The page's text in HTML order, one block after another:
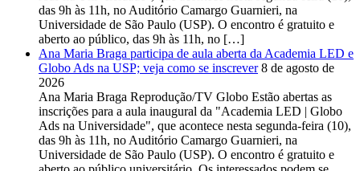
das 9h às 11h, no Auditório Camargo Guarnieri, na
Universidade de São Paulo (USP). O encontro é gratuito e
aberto ao público, das 9h às 11h, no […]
Ana Maria Braga participa de aula aberta da Academia LED e
Globo Ads na USP; veja como se inscrever 8 de agosto de
2026
Ana Maria Braga Reprodução/TV Globo Estão abertas as
inscrições para a aula inaugural da "Academia LED | Globo
Ads na Universidade", que acontece nesta segunda-feira (10),
das 9h às 11h, no Auditório Camargo Guarnieri, na
Universidade de São Paulo (USP). O encontro é gratuito e